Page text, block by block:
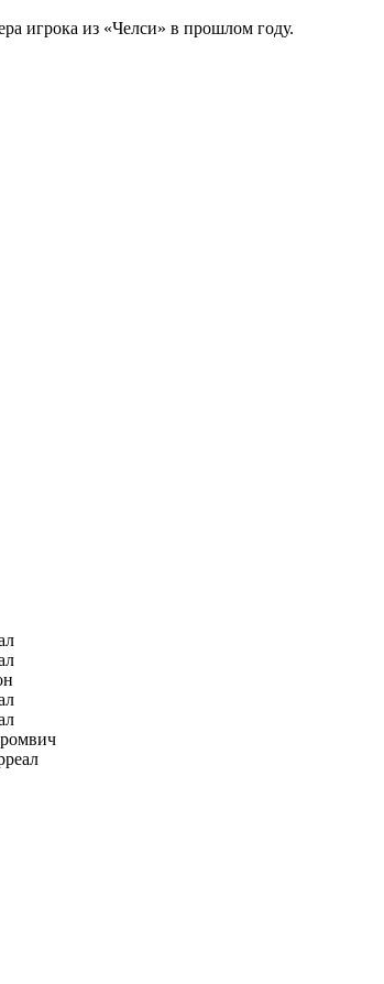
игрока из «Челси» в прошлом году.